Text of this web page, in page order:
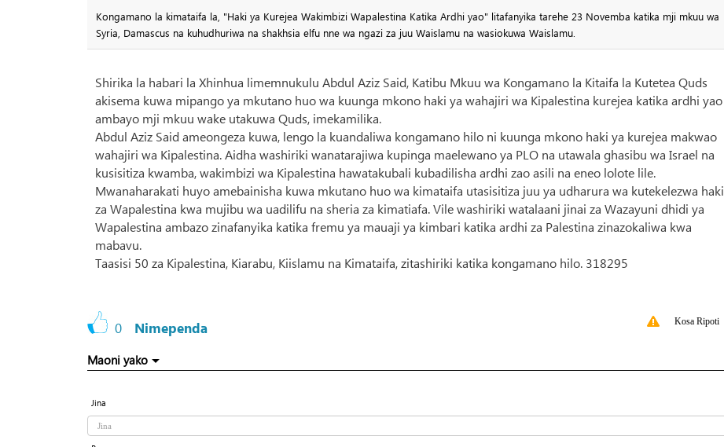
Kongamano la kimataifa la, "Haki ya Kurejea Wakimbizi Wapalestina Katika Ardhi yao" litafanyika tarehe 23 Novemba katika mji mkuu wa
Syria, Damascus na kuhudhuriwa na shakhsia elfu nne wa ngazi za juu Waislamu na wasiokuwa Waislamu.
Shirika la habari la Xhinhua limemnukulu Abdul Aziz Said, Katibu Mkuu wa Kongamano la Kitaifa la Kutetea Quds
akisema kuwa mipango ya mkutano huo wa kuunga mkono haki ya wahajiri wa Kipalestina kurejea katika ardhi yao
ambayo mji mkuu wake utakuwa Quds, imekamilika.
Abdul Aziz Said ameongeza kuwa, lengo la kuandaliwa kongamano hilo ni kuunga mkono haki ya kurejea makwao
wahajiri wa Kipalestina. Aidha washiriki wanatarajiwa kupinga maelewano ya PLO na utawala ghasibu wa Israel na
kusisitiza kwamba, wakimbizi wa Kipalestina hawatakubali kubadilisha ardhi zao asili na eneo lolote lile.
Mwanaharakati huyo amebainisha kuwa mkutano huo wa kimataifa utasisitiza juu ya udharura wa kutekelezwa haki
za Wapalestina kwa mujibu wa uadilifu na sheria za kimatiafa. Vile washiriki watalaani jinai za Wazayuni dhidi ya
Wapalestina ambazo zinafanyika katika fremu ya mauaji ya kimbari katika ardhi za Palestina zinazokaliwa kwa
mabavu.
Taasisi 50 za Kipalestina, Kiarabu, Kiislamu na Kimataifa, zitashiriki katika kongamano hilo. 318295
0 Nimependa Kosa Ripoti
Maoni yako
Jina